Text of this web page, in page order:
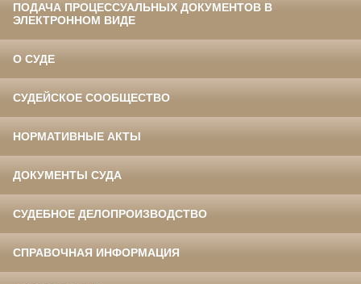
ПОДАЧА ПРОЦЕССУАЛЬНЫХ ДОКУМЕНТОВ В
ЭЛЕКТРОННОМ ВИДЕ
О СУДЕ
СУДЕЙСКОЕ СООБЩЕСТВО
НОРМАТИВНЫЕ АКТЫ
ДОКУМЕНТЫ СУДА
СУДЕБНОЕ ДЕЛОПРОИЗВОДСТВО
СПРАВОЧНАЯ ИНФОРМАЦИЯ